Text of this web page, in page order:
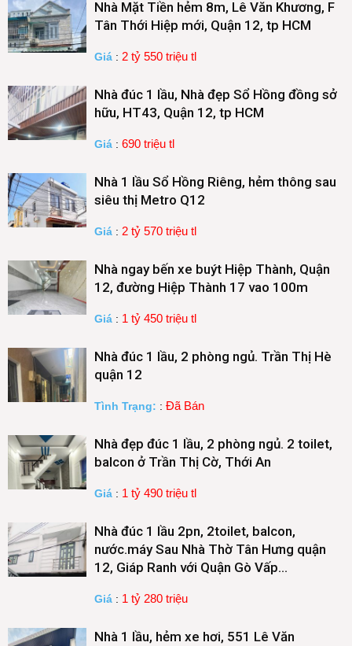
Nhà Mặt Tiền hẻm 8m, Lê Văn Khương, F
Tân Thới Hiệp mới, Quận 12, tp HCM
Giá : 2 tỷ 550 triệu tl
Nhà đúc 1 lầu, Nhà đẹp Sổ Hồng đồng sở
hữu, HT43, Quận 12, tp HCM
Giá : 690 triệu tl
Nhà 1 lầu Sổ Hồng Riêng, hẻm thông sau
siêu thị Metro Q12
Giá : 2 tỷ 570 triệu tl
Nhà ngay bến xe buýt Hiệp Thành, Quận
12, đường Hiệp Thành 17 vao 100m
Giá : 1 tỷ 450 triệu tl
Nhà đúc 1 lầu, 2 phòng ngủ. Trần Thị Hè
quận 12
Tình Trạng: : Đã Bán
Nhà đẹp đúc 1 lầu, 2 phòng ngủ. 2 toilet,
balcon ở Trần Thị Cờ, Thới An
Giá : 1 tỷ 490 triệu tl
Nhà đúc 1 lầu 2pn, 2toilet, balcon,
nước.máy Sau Nhà Thờ Tân Hưng quận
12, Giáp Ranh với Quận Gò Vấp…
Giá : 1 tỷ 280 triệu
Nhà 1 lầu, hẻm xe hơi, 551 Lê Văn